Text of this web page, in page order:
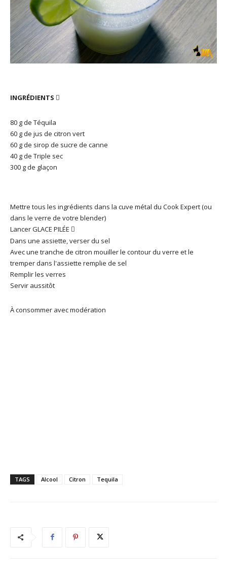
INGRÉDIENTS 
80 g de Téquila
60 g de jus de citron vert
60 g de sirop de sucre de canne
40 g de Triple sec
300 g de glaçon
Mettre tous les ingrédients dans la cuve métal du Cook Expert (ou
dans le verre de votre blender)
Lancer GLACE PILÉE 
Dans une assiette, verser du sel
Avec une tranche de citron mouiller le contour du verre et le
tremper dans l'assiette remplie de sel
Remplir les verres
Servir aussitôt
À consommer avec modération
TAGS Alcool Citron Tequila